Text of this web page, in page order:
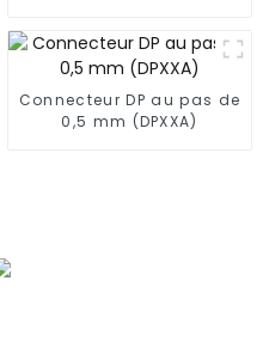
Connecteur DP au pas de
0,5 mm (DPXXA)